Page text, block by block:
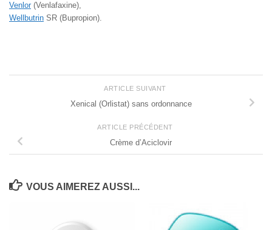
Venlor (Venlafaxine),
Wellbutrin SR (Bupropion).
ARTICLE SUIVANT
Xenical (Orlistat) sans ordonnance
ARTICLE PRÉCÉDENT
Crème d’Aciclovir
VOUS AIMEREZ AUSSI...